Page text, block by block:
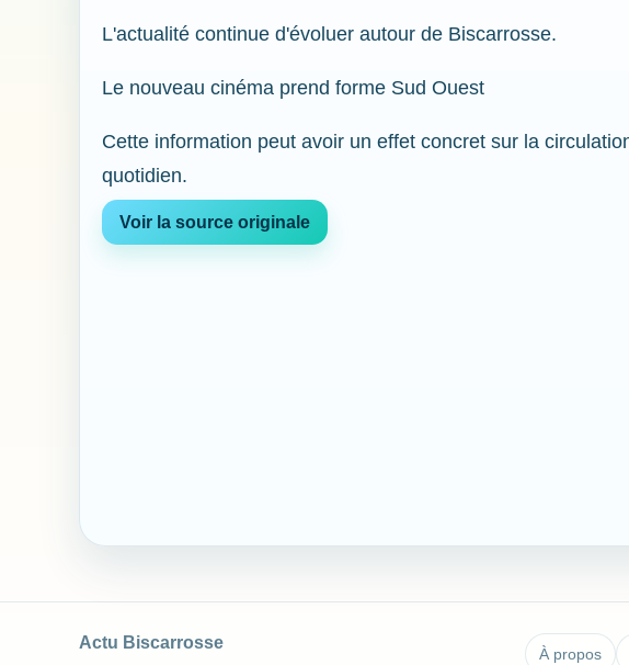
L'actualité continue d'évoluer autour de Biscarrosse.
Le nouveau cinéma prend forme Sud Ouest
Cette information peut avoir un effet concret sur la
quotidien.
Voir la source originale
Actu Biscarrosse
À propos